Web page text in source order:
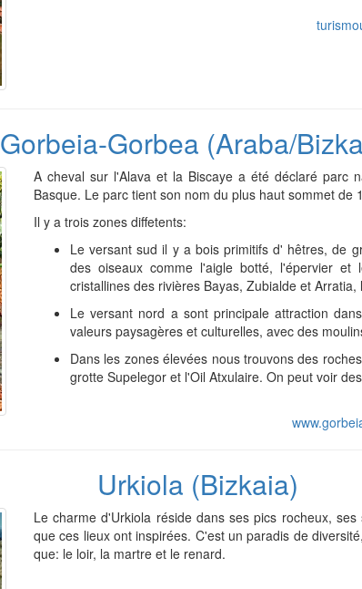
Gorbeia-Gorbea (Araba/
A cheval sur l'Alava et la Biscaye a été déclaré parc
Basque. Le parc tient son nom du plus haut sommet de
Il y a trois zones diffetents:
Le versant sud il y a bois primitifs d' hêtres, de
des oiseaux comme l'aigle botté, l'épervier
cristallines des rivières Bayas, Zubialde et
Le versant nord a sont principale attraction
valeurs paysagères et culturelles, avec des
Dans les zones élevées nous trouvons des
grotte Supelegor et l'Oil Atxulaire. On peut voir
Urkiola (Bizkaia)
Le charme d'Urkiola réside dans ses pics rocheux,
que ces lieux ont inspirées. C'est un paradis de
que: le loir, la martre et le renard.